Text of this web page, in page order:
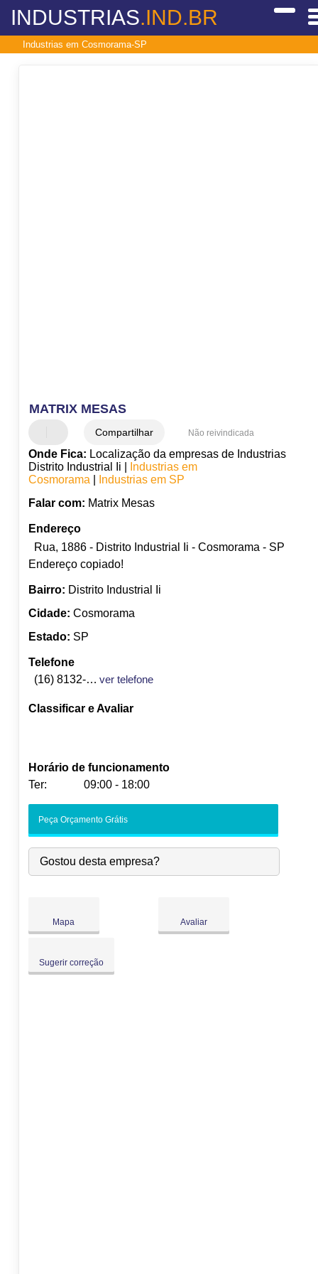
INDUSTRIAS.IND.BR
Industrias em Cosmorama-SP
MATRIX MESAS
Compartilhar Não reivindicada
Onde Fica: Localização da empresas de Industrias
Distrito Industrial Ii |
Industrias em
Cosmorama|
Industrias em SP
Falar com: Matrix Mesas
Endereço
Rua, 1886 - Distrito Industrial Ii - Cosmorama - SP
Endereço copiado!
Bairro: Distrito Industrial Ii
Cidade: Cosmorama
Estado: SP
Telefone
(16) 8132-7213
ver telefone
Classificar e Avaliar
Horário de funcionamento
Ter:
09:00 - 18:00
-
Qua:
09:00-18:00
Qui:
09:00-18:00
Peça Orçamento Grátis
Gostou desta empresa?
Mapa Avaliar
Sugerir correção